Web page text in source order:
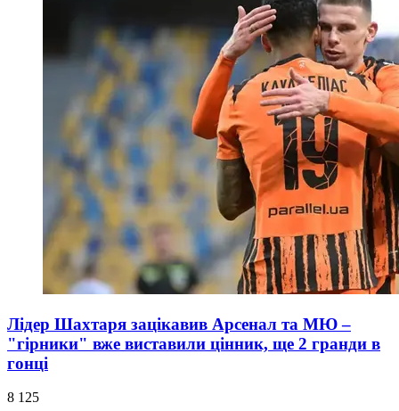
Лідер Шахтаря зацікавив Арсенал та МЮ –
"гірники" вже виставили цінник, ще 2 гранди в
гонці
8 125